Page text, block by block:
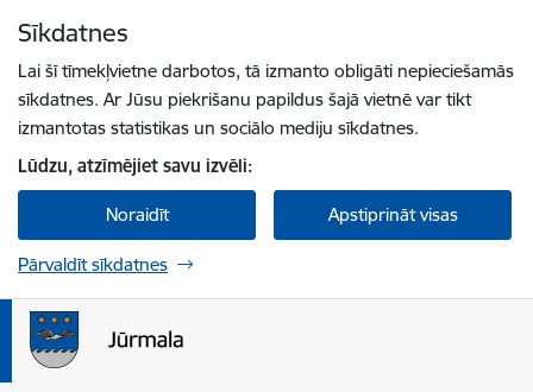
Sīkdatnes
Lai šī tīmekļvietne darbotos, tā izmanto obligāti nepieciešamās
sīkdatnes. Ar Jūsu piekrišanu papildus šajā vietnē var tikt
izmantotas statistikas un sociālo mediju sīkdatnes.
Lūdzu, atzīmējiet savu izvēli:
Noraidīt Apstiprināt visas
Pārvaldīt sīkdatnes